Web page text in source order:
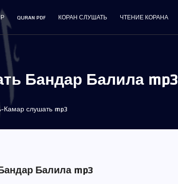
ЧТЕНИЕ КОРАНА
КОРАН СЛУШАТЬ
QURAN PDF
Бандар Балила mp3
слушать mp3
Балила mp3